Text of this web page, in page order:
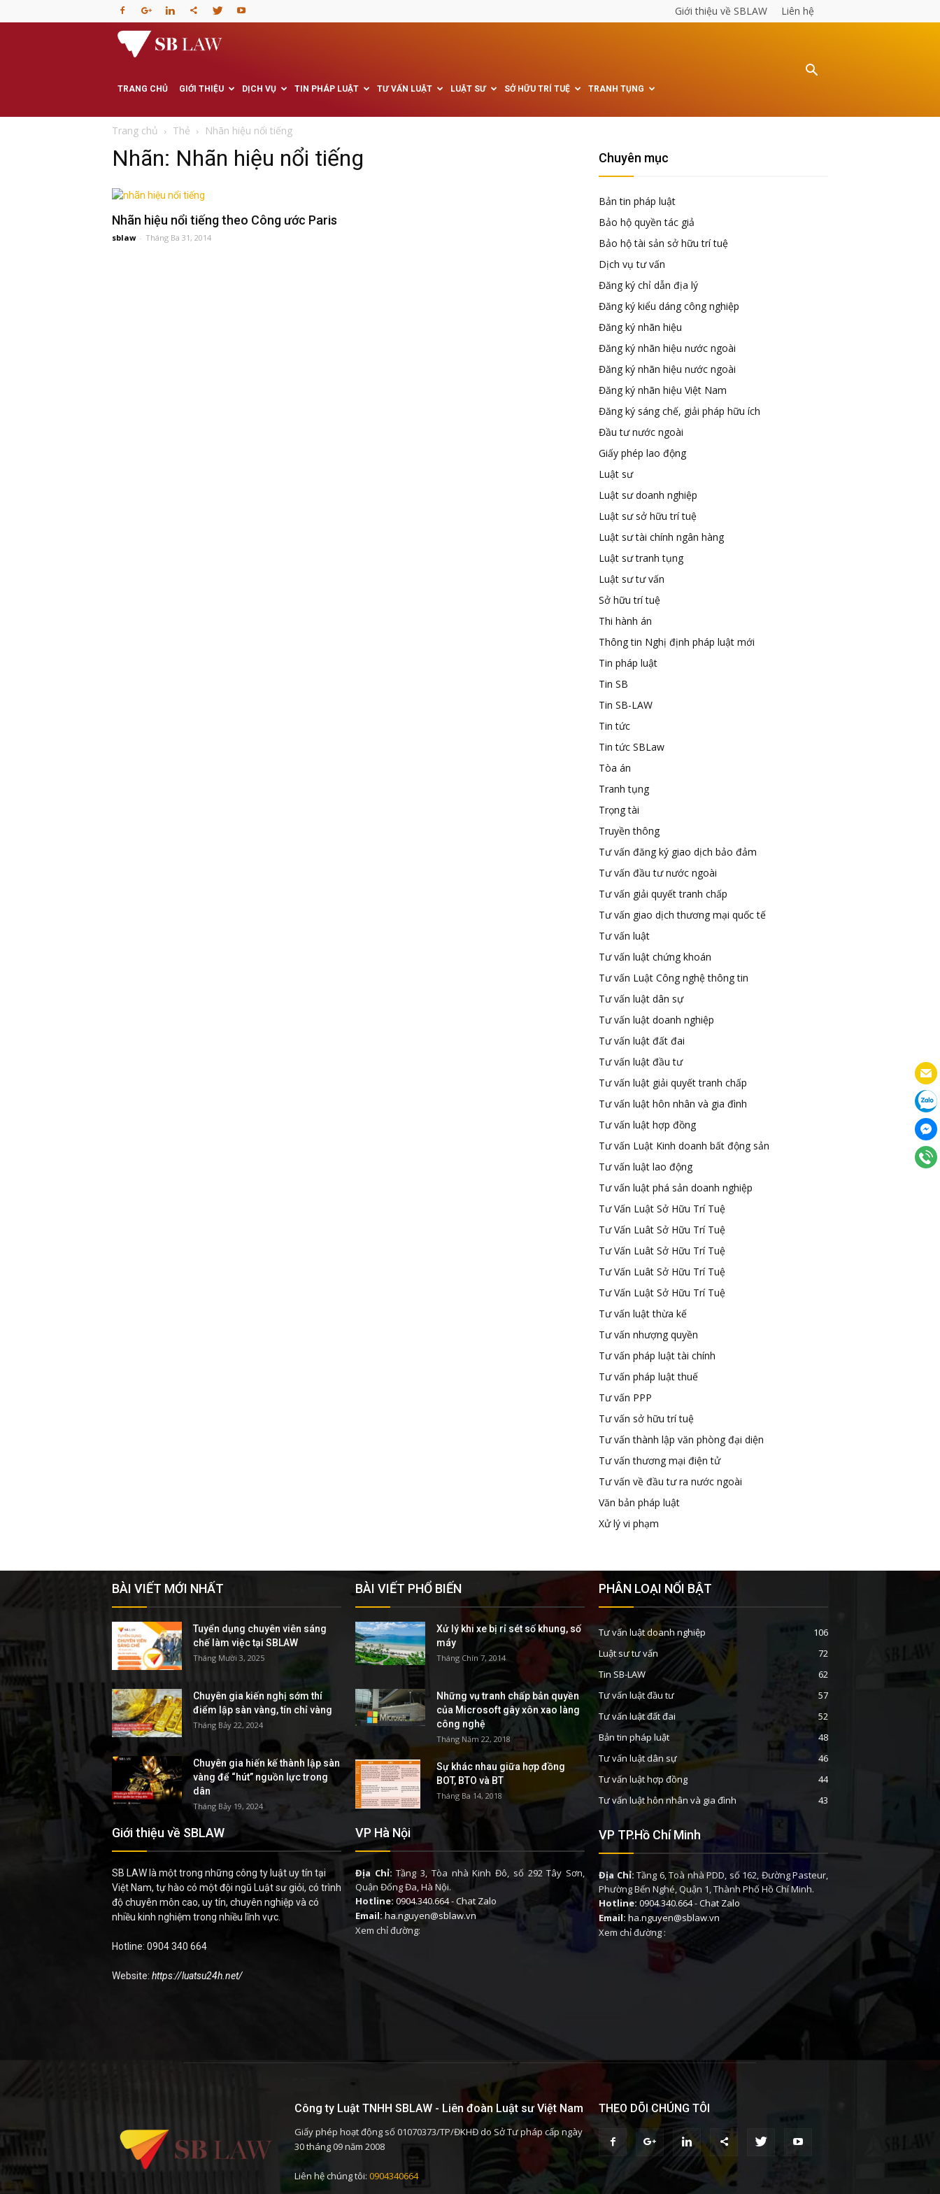
Giới thiệu về SBLAW Liên hệ
phòng
Luật
sư
TRANG CHỦ GIỚI THIỆU DỊCH VỤ TIN PHÁP LUẬT TƯ VẤN LUẬT LUẬT SƯ SỞ HỮU TRÍ TUỆ TRANH TỤNG
Trang chủ Thẻ Nhãn hiệu nổi tiếng
Nhãn: Nhãn hiệu nổi tiếng
Nhãn hiệu nổi tiếng theo Công ước Paris
sblaw - Tháng Ba 31, 2014
Chuyên mục
Bản tin pháp luật
Bảo hộ quyền tác giả
Bảo hộ tài sản sở hữu trí tuệ
Dịch vụ tư vấn
Đăng ký chỉ dẫn địa lý
Đăng ký kiểu dáng công nghiệp
Đăng ký nhãn hiệu
Đăng ký nhãn hiệu nước ngoài
Đăng ký nhãn hiệu nước ngoài
Đăng ký nhãn hiệu Việt Nam
Đăng ký sáng chế, giải pháp hữu ích
Đầu tư nước ngoài
Giấy phép lao động
Luật sư
Luật sư doanh nghiệp
Luật sư sở hữu trí tuệ
Luật sư tài chính ngân hàng
Luật sư tranh tụng
Luật sư tư vấn
Sở hữu trí tuệ
Thi hành án
Thông tin Nghị định pháp luật mới
Tin pháp luật
Tin SB
Tin SB-LAW
Tin tức
Tin tức SBLaw
Tòa án
Tranh tụng
Trọng tài
Truyền thông
Tư vấn đăng ký giao dịch bảo đảm
Tư vấn đầu tư nước ngoài
Tư vấn giải quyết tranh chấp
Tư vấn giao dịch thương mại quốc tế
Tư vấn luật
Tư vấn luật chứng khoán
Tư vấn Luật Công nghệ thông tin
Tư vấn luật dân sự
Tư vấn luật doanh nghiệp
Tư vấn luật đất đai
Tư vấn luật đầu tư
Tư vấn luật giải quyết tranh chấp
Tư vấn luật hôn nhân và gia đình
Tư vấn luật hợp đồng
Tư vấn Luật Kinh doanh bất động sản
Tư vấn luật lao động
Tư vấn luật phá sản doanh nghiệp
Tư Vấn Luật Sở Hữu Trí Tuệ
Tư Vấn Luât Sở Hữu Trí Tuệ
Tư Vấn Luât Sở Hữu Trí Tuệ
Tư Vấn Luât Sở Hữu Trí Tuệ
Tư Vấn Luật Sở Hữu Trí Tuệ
Tư vấn luật thừa kế
Tư vấn nhượng quyền
Tư vấn pháp luật tài chính
Tư vấn pháp luật thuế
Tư vấn PPP
Tư vấn sở hữu trí tuệ
Tư vấn thành lập văn phòng đại diện
Tư vấn thương mại điện tử
Tư vấn về đầu tư ra nước ngoài
Văn bản pháp luật
Xử lý vi phạm
BÀI VIẾT MỚI NHẤT
Tuyển dụng chuyên viên sáng
chế làm việc tại SBLAW
Tháng Mười 3, 2025
Chuyên gia kiến nghị sớm thí
điểm lập sàn vàng, tín chỉ vàng
Tháng Bảy 22, 2024
Chuyên gia hiến kế thành lập sàn
vàng để “hút” nguồn lực trong
dân
Tháng Bảy 19, 2024
Giới thiệu về SBLAW
SB LAW là một trong những công ty luật uy tín tại
Việt Nam, tự hào có một đội ngũ Luật sư giỏi, có trình
độ chuyên môn cao, uy tín, chuyên nghiệp và có
nhiều kinh nghiệm trong nhiều lĩnh vực.
Hotline: 0904 340 664
Website: https://luatsu24h.net/
BÀI VIẾT PHỔ BIẾN
Xử lý khi xe bị rỉ sét số khung, số
máy
Tháng Chín 7, 2014
Những vụ tranh chấp bản quyền
của Microsoft gây xôn xao làng
công nghệ
Tháng Năm 22, 2018
Sự khác nhau giữa hợp đồng
BOT, BTO và BT
Tháng Ba 14, 2018
VP Hà Nội
Địa Chỉ: Tầng 3, Tòa nhà Kinh Đô, số 292 Tây Sơn,
Quận Đống Đa, Hà Nội.
Hotline: 0904.340.664-Chat Zalo
Email:ha.nguyen@sblaw.vn
Xem chỉ đường:
PHÂN LOẠI NỔI BẬT
Tư vấn luật doanh nghiệp
106
Luật sư tư vấn
72
Tin SB-LAW
62
Tư vấn luật đầu tư
57
Tư vấn luật đất đai
52
Bản tin pháp luật
48
Tư vấn luật dân sự
46
Tư vấn luật hợp đồng
44
Tư vấn luật hôn nhân và gia đình
43
VP TP.Hồ Chí Minh
Địa Chỉ: Tầng 6, Toà nhà PDD, số 162, Đường Pasteur,
Phường Bến Nghé, Quận 1, Thành Phố Hồ Chí Minh.
Hotline: 0904.340.664-Chat Zalo
Email: ha.nguyen@sblaw.vn
Xem chỉ đường :
Công ty Luật TNHH SBLAW - Liên đoàn Luật sư Việt Nam
Giấy phép hoạt động số 01070373/TP/ĐKHĐ do Sở Tư pháp cấp ngày
30 tháng 09 năm 2008
Liên hệ chúng tôi: 0904340664
THEO DÕI CHÚNG TÔI